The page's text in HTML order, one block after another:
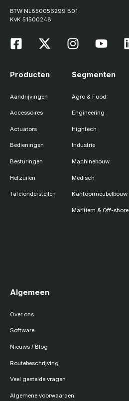
BTW NL850056299 B01
KvK 51500248
Producten
Aandrijvingen
Accessoires
Actuators
Bedieningen
Besturingen
Hefzuilen
Tafelonderstellen
Segmenten
Agro & Food
Engineering
Hightech
Industrie
Machinebouw
Medisch
Kantoormeubelbouw
Maritiem & Off-shore
Algemeen
Over ons
Software
Nieuws / Blog
Routebeschrijving
Veel gestelde vragen
Algemene voorwaarden